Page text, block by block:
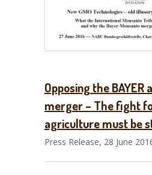
Opposing the BAYER
merger – The fight
agriculture must be
Press Release, 28 June